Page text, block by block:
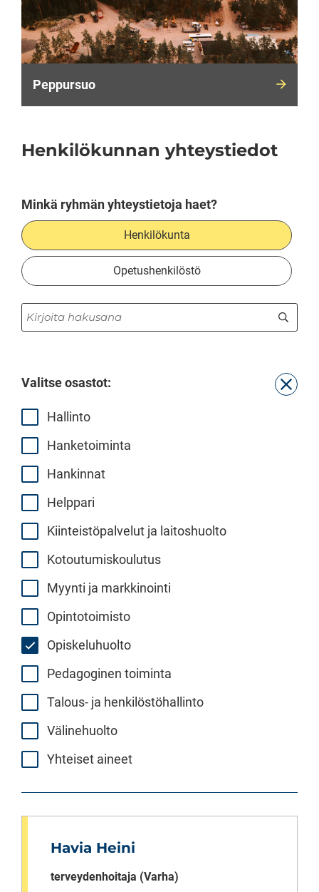
Peppursuo
Henkilökunnan yhteystiedot
Minkä ryhmän yhteystietoja haet?
Henkilökunta
Opetushenkilöstö
Haku
Valitse osastot:
Hallinto
Hanketoiminta
Hankinnat
Helppari
Kiinteistöpalvelut ja laitoshuolto
Kotoutumiskoulutus
Myynti ja markkinointi
Opintotoimisto
Opiskeluhuolto
Pedagoginen toiminta
Talous- ja henkilöstöhallinto
Välinehuolto
Yhteiset aineet
Havia Heini
terveydenhoitaja (Varha)